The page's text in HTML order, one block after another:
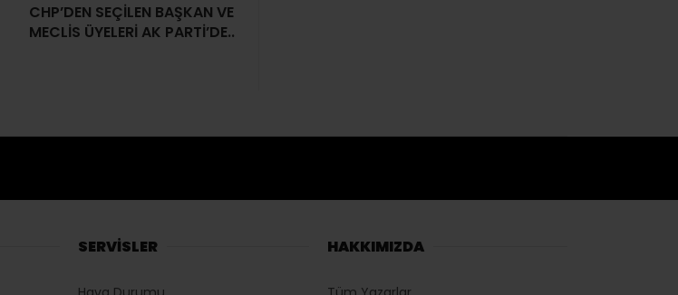
CHP’DEN SEÇİLEN BAŞKAN VE
MECLİS ÜYELERİ AK PARTİ’DE..
SERVİSLER HAKKIMIZDA